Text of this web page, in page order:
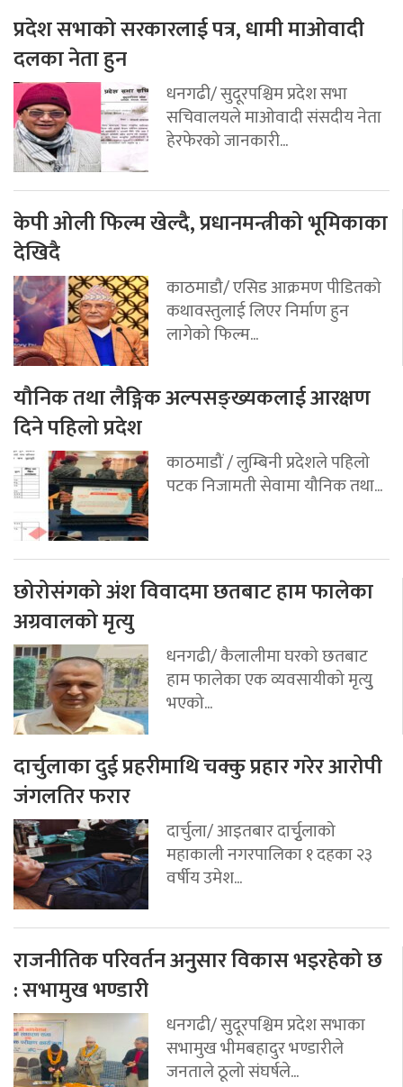
प्रदेश सभाको सरकारलाई पत्र, धामी माओवादी
दलका नेता हुन
धनगढी/ सुदूरपश्चिम प्रदेश सभा
सचिवालयले माओवादी संसदीय नेता
हेरफेरको जानकारी...
केपी ओली फिल्म खेल्दै, प्रधानमन्त्रीको भूमिकाका
देखिदै
काठमाडौ/ एसिड आक्रमण पीडितको
कथावस्तुलाई लिएर निर्माण हुन
लागेको फिल्म...
यौनिक तथा लैङ्गिक अल्पसङ्ख्यकलाई आरक्षण
दिने पहिलो प्रदेश
काठमाडौं / लुम्बिनी प्रदेशले पहिलो
पटक निजामती सेवामा यौनिक तथा...
छोरोसंगको अंश विवादमा छतबाट हाम फालेका
अग्रवालको मृत्यु
धनगढी/ कैलालीमा घरको छतबाट
हाम फालेका एक व्यवसायीको मृत्युु
भएको...
दार्चुलाका दुई प्रहरीमाथि चक्कु प्रहार गरेर आरोपी
जंगलतिर फरार
दार्चुला/ आइतबार दार्चुृलाको
महाकाली नगरपालिका १ दहका २३
वर्षीय उमेश...
राजनीतिक परिवर्तन अनुसार विकास भइरहेको छ
: सभामुख भण्डारी
धनगढी/ सुदूरपश्चिम प्रदेश सभाका
सभामुख भीमबहादुर भण्डारीले
जनताले ठूलो संघर्षले...